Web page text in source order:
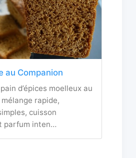
au Companion
d’épices moelleux au
rapide,
cuisson
parfum inten…